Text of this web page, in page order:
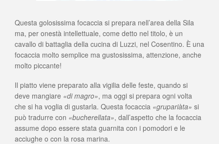
Questa golosissima focaccia si prepara nell’area della Sila
ma, per onestà intellettuale, come detto nel titolo, è un
cavallo di battaglia della cucina di Luzzi, nel Cosentino. È una
focaccia molto semplice ma gustosissima, attenzione, anche
molto piccante!
Il piatto viene preparato alla vigilia delle feste, quando si
deve mangiare «di magro», ma oggi si prepara ogni volta
che si ha voglia di gustarla. Questa focaccia «grupariàta» si
può tradurre con «bucherellata», dall’aspetto che la focaccia
assume dopo essere stata guarnita con i pomodori e le
acciughe o con la rosa marina.